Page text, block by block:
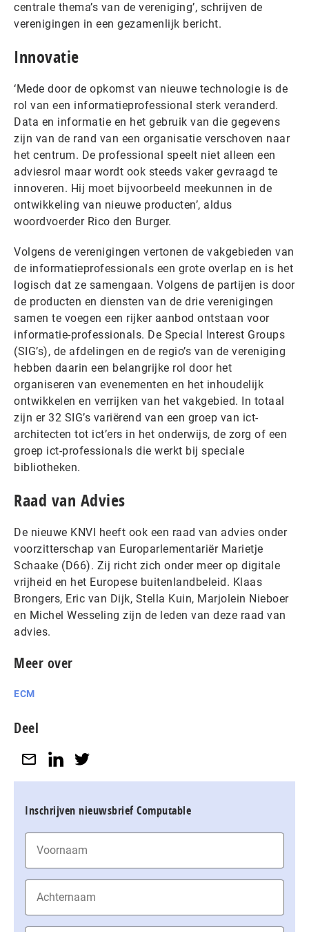
centrale thema’s van de vereniging’, schrijven de
verenigingen in een gezamenlijk bericht.
Innovatie
‘Mede door de opkomst van nieuwe technologie is de
rol van een informatieprofessional sterk veranderd.
Data en informatie en het gebruik van die gegevens
zijn van de rand van een organisatie verschoven naar
het centrum. De professional speelt niet alleen een
adviesrol maar wordt ook steeds vaker gevraagd te
innoveren. Hij moet bijvoorbeeld meekunnen in de
ontwikkeling van nieuwe producten’, aldus
woordvoerder Rico den Burger.
Volgens de verenigingen vertonen de vakgebieden van
de informatieprofessionals een grote overlap en is het
logisch dat ze samengaan. Volgens de partijen is door
de producten en diensten van de drie verenigingen
samen te voegen een rijker aanbod ontstaan voor
informatie-professionals. De Special Interest Groups
(SIG’s), de afdelingen en de regio’s van de vereniging
hebben daarin een belangrijke rol door het
organiseren van evenementen en het inhoudelijk
ontwikkelen en verrijken van het vakgebied. In totaal
zijn er 32 SIG’s variërend van een groep van ict-
architecten tot ict’ers in het onderwijs, de zorg of een
groep ict-professionals die werkt bij speciale
bibliotheken.
Raad van Advies
De nieuwe KNVI heeft ook een raad van advies onder
voorzitterschap van Europarlementariër Marietje
Schaake (D66). Zij richt zich onder meer op digitale
vrijheid en het Europese buitenlandbeleid. Klaas
Brongers, Eric van Dijk, Stella Kuin, Marjolein Nieboer
en Michel Wesseling zijn de leden van deze raad van
advies.
Meer over
ECM
Deel
Inschrijven nieuwsbrief Computable